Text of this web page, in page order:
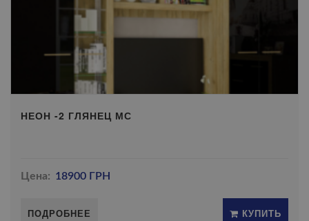
НЕОН -2 ГЛЯНЕЦ МС
Цена: 18900 ГРН
ПОДРОБНЕЕ КУПИТЬ